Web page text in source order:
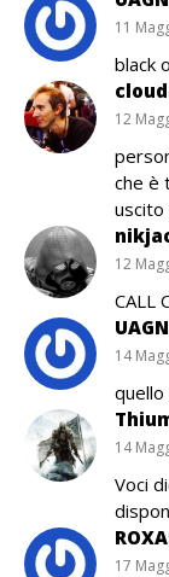
11
black
12
che è
12
CALL
14
quello
14
Voci
17